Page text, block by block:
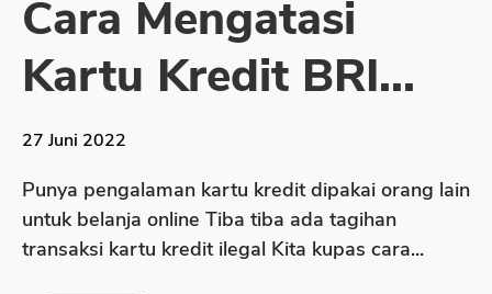
Sekuritas Saham
Bank Digital
Crypto
Assets Crypto
Asuransi
Cara Mengatasi
Kartu Kredit BRI...
27 Juni 2022
Punya pengalaman kartu kredit dipakai orang lain
untuk belanja online Tiba tiba ada tagihan
transaksi kartu kredit ilegal Kita kupas cara...